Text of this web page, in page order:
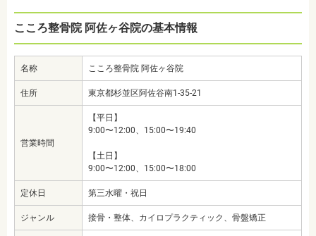
こころ整骨院 阿佐ヶ谷院の基本情報
名称 こころ整骨院 阿佐ヶ谷院
住所 東京都杉並区阿佐谷南1-35-21
営業時間
【平日】
9:00〜12:00、15:00〜19:40
【土日】
9:00〜12:00、15:00〜18:00
定休日 第三水曜・祝日
ジャンル 接骨・整体、カイロプラクティック、骨盤矯正